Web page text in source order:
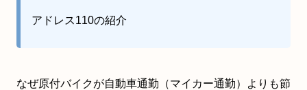
アドレス110の紹介
なぜ原付バイクが自動車通勤（マイカー通勤）よりも節